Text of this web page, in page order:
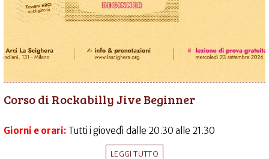
Corso di Rockabilly Jive Beginner
Giorni e orari: Tutti i giovedì dalle 20.30 alle 21.30
LEGGI TUTTO